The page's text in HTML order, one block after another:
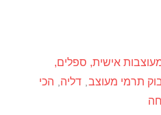
אישית, ספלים,
תרמי מעוצב דליה
הכי